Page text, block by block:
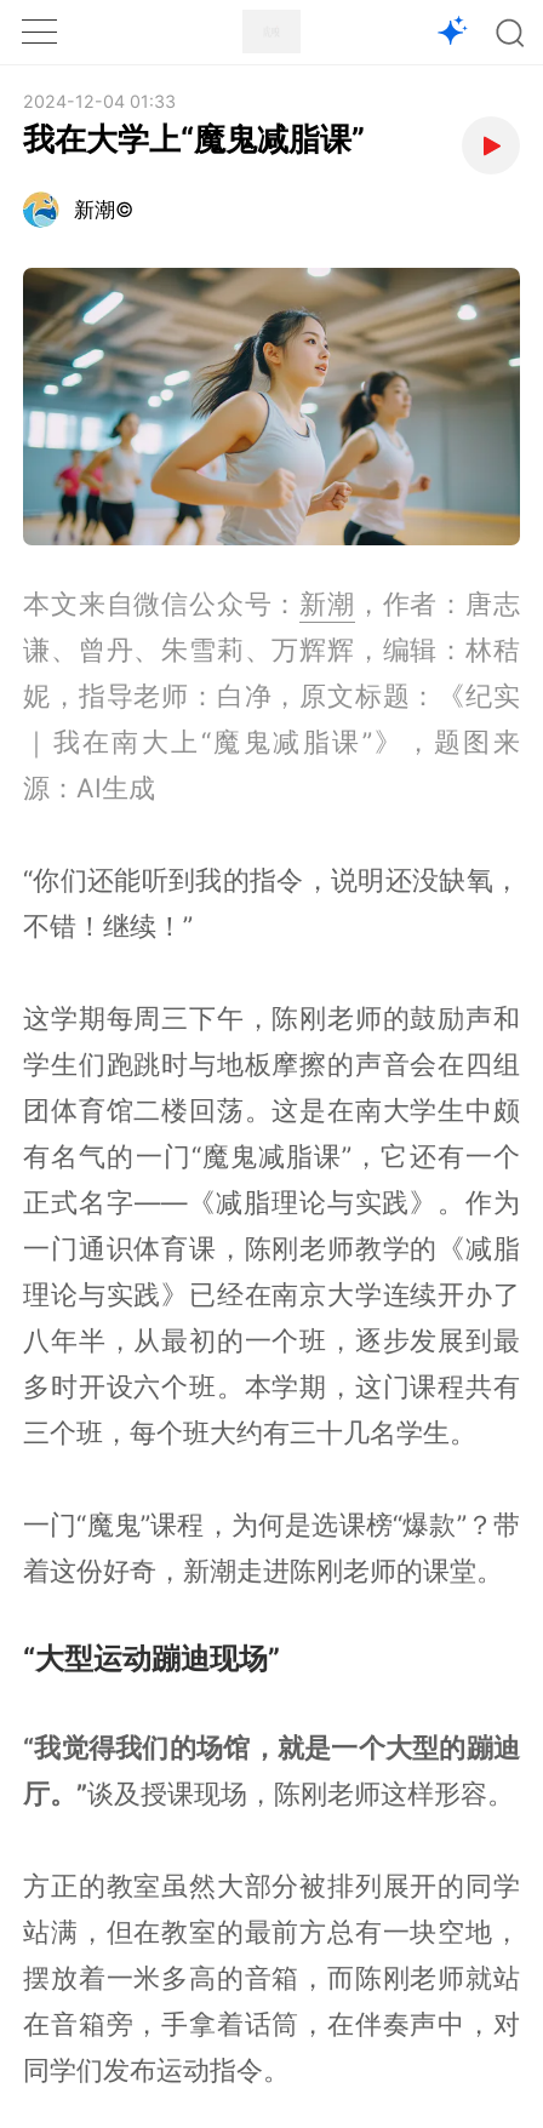
1X
2024-12-04 01:33
我在大学上“魔鬼减脂课”
新潮©
本文来自微信公众号： 新潮 ，作者：唐志
谦、曾丹、朱雪莉、万辉辉，编辑：林秸
妮，指导老师：白净，原文标题：《纪实
｜我在南大上“魔鬼减脂课”》，题图来
源：AI生成
“你们还能听到我的指令，说明还没缺氧，
不错！继续！”
这学期每周三下午，陈刚老师的鼓励声和
学生们跑跳时与地板摩擦的声音会在四组
团体育馆二楼回荡。这是在南大学生中颇
有名气的一门“魔鬼减脂课”，它还有一个
正式名字——《减脂理论与实践》。作为
一门通识体育课，陈刚老师教学的《减脂
理论与实践》已经在南京大学连续开办了
八年半，从最初的一个班，逐步发展到最
多时开设六个班。本学期，这门课程共有
三个班，每个班大约有三十几名学生。
一门“魔鬼”课程，为何是选课榜“爆款”？带
着这份好奇，新潮走进陈刚老师的课堂。
“大型运动蹦迪现场”
“我觉得我们的场馆，就是一个大型的蹦迪
厅。”谈及授课现场，陈刚老师这样形容。
方正的教室虽然大部分被排列展开的同学
站满，但在教室的最前方总有一块空地，
摆放着一米多高的音箱，而陈刚老师就站
在音箱旁，手拿着话筒，在伴奏声中，对
同学们发布运动指令。